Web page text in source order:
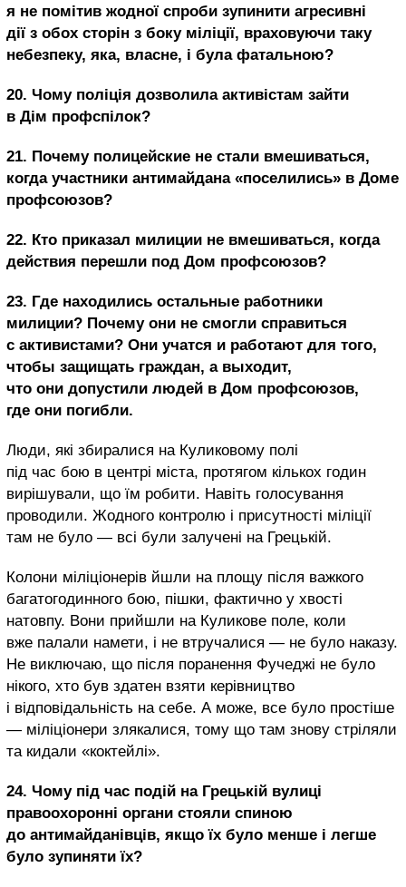
я не помітив жодної спроби зупинити агресивні
дії з обох сторін з боку міліції, враховуючи таку
небезпеку, яка, власне, і була фатальною?
20. Чому поліція дозволила активістам зайти
в Дім профспілок?
21. Почему полицейские не стали вмешиваться,
когда участники антимайдана «поселились» в Доме
профсоюзов?
22. Кто приказал милиции не вмешиваться, когда
действия перешли под Дом профсоюзов?
23. Где находились остальные работники
милиции? Почему они не смогли справиться
с активистами? Они учатся и работают для того,
чтобы защищать граждан, а выходит,
что они допустили людей в Дом профсоюзов,
где они погибли.
Люди, які збиралися на Куликовому полі
під час бою в центрі міста, протягом кількох годин
вирішували, що їм робити. Навіть голосування
проводили. Жодного контролю і присутності міліції
там не було — всі були залучені на Грецькій.
Колони міліціонерів йшли на площу після важкого
багатогодинного бою, пішки, фактично у хвості
натовпу. Вони прийшли на Куликове поле, коли
вже палали намети, і не втручалися — не було наказу.
Не виключаю, що після поранення Фучеджі не було
нікого, хто був здатен взяти керівництво
і відповідальність на себе. А може, все було простіше
— міліціонери злякалися, тому що там знову стріляли
та кидали «коктейлі».
24. Чому під час подій на Грецькій вулиці
правоохоронні органи стояли спиною
до антимайданівців, якщо їх було менше і легше
було зупиняти їх?